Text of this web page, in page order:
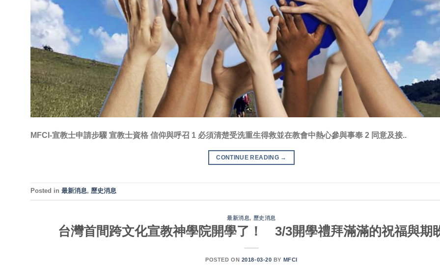
MFCI-宣教士申請步驟 宣教士資格 信仰與呼召 1 必須清楚受洗重生得救並在教會中熱心參與事奉 2 同意及接..
CONTINUE READING →
Posted in 最新消息, 歷史消息
最新消息, 歷史消息
台灣首間跨文化宣教神學院開學了！ 3/3開學禮拜滿滿的祝福與期
POSTED ON 2018-03-20 BY MFCI